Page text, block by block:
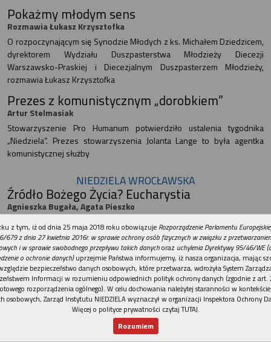
Pokażmy młodym sens
Rozmawia Łukasz Krzysztofka
O rozpoczynającym się Synodzie Młodych z ks. Michałem Dziedzicem,
dyrektorem Wydziału Duszpasterstwa Młodzieży Diecezji
Warszawsko-Praskiej i Diecezjalnym Duszpasterzem Młodzieży,
rozmawia Łukasz Krzysztofka
Prezes z komunistycznym „dorobkiem”
Artur Stelmasiak
Stowarzyszenie Pro Humanum potwierdziło ustalenia tygodnika
„Niedziela”. Prezes stowarzyszenia Jolanta Lange to była agentka
komunistycznej służby
NIEDZIELA WROCŁAWSKA
Źródło Bożego Życia? Eucharystia
Agnieszka Bugała, Agata Pieszko
największe i najstarsze tego typu spotkanie w Polsce. Uczestnicy –
głównie katecheci z archidiecezji wrocławskiej – mogli zaczerpnąć
wiedzy, doświadczyć wsparcia i modlitewnej otuchy przed nowym
rokiem szkolnym
Perła znów zabłyśnie
Rozmawia Anna Majowicz
Zniszczony w czasie II wojny światowej, na ponad 70 lat zniknął ze
świadomości wrocławian. Pod koniec kwietnia br., dzięki
REKLAMA
z tym, iż od dnia 25 maja 2018 roku obowiązuje Rozporządzenie Parlamentu
679 z dnia 27 kwietnia 2016r. w sprawie ochrony osób fizycznych w związku z
i w sprawie swobodnego przepływu takich danychoraz uchylenia Dyrektywy 95/46/WE
o ochronie danych)uprzejmie Państwa informujemy, iż nasza organizacja, mając
bezpieczeństwo danych osobowych, które przetwarza, wdrożyła System
Informacji w rozumieniu odpowiednich polityk ochrony danych (zgodnie z art.
rozporządzenia ogólnego). W celu dochowania należytej staranności w
osobowych, Zarząd Instytutu NIEDZIELA wyznaczył w organizacji Inspektora Ochrony
Więcej o polityce prywatności czytaj TUTAJ.
Rozumiem